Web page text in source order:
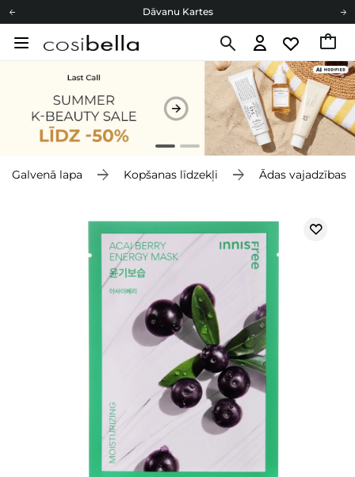
Dāvanu Kartes
Cosibella lojalitātes programma
Galvenā lapa Kopšanas līdzekļi Ādas vajadzības